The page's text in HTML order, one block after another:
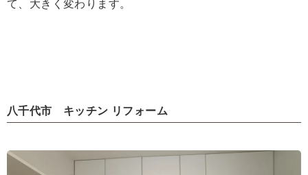
て、大きく変わります。
八千代市 キッチン リフォーム